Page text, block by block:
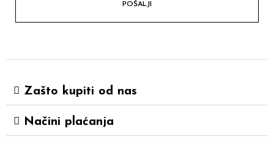
Zašto kupiti od nas
Načini plaćanja